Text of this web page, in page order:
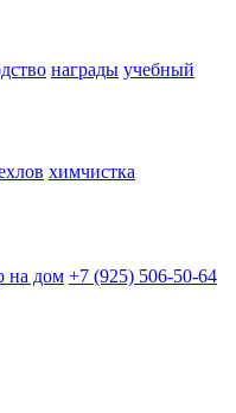
награды учебный
химчистка
на дом +7 (925) 506-50-64